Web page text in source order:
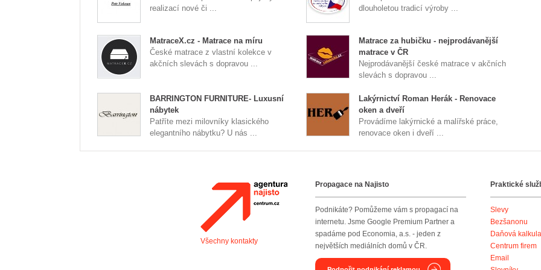
realizací nové či ...
dlouholetou tradicí výroby ...
MatraceX.cz - Matrace na míru
České matrace z vlastní kolekce v
akčních slevách s dopravou ...
Matrace za hubičku - nejprodávanější
matrace v ČR
Nejprodávanější české matrace v akčních
slevách s dopravou ...
BARRINGTON FURNITURE- Luxusní
nábytek
Patříte mezi milovníky klasického
elegantního nábytku? U nás ...
Lakýrnictví Roman Herák - Renovace
oken a dveří
Provádíme lakýrnické a malířské práce,
renovace oken i dveří ...
Agentura Najisto
Všechny kontakty
Propagace na Najisto
Podnikáte? Pomůžeme vám s propagací na
internetu. Jsme Google Premium Partner a
spadáme pod Economia, a.s. - jeden z
největších mediálních domů v ČR.
Praktické
Slevy
Bezšanonu
Daňová
Centrum firem
Email